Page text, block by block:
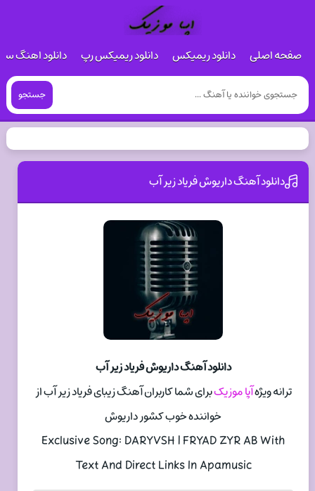
صفحه اصلی دانلود ریمیکس دانلود ریمیکس رپ دانلود اهنگ
جستجو
دانلود آهنگ داریوش فریاد زیر آب
دانلود آهنگ داریوش فریاد زیر آب
ترانه ویژهآپا موزیکبرای شما کاربران آهنگ زیبای فریاد زیر آب از
خواننده خوب کشور داریوش
Exclusive Song: DARYVSH | FRYAD ZYR AB With
Text And Direct Links In Apamusic